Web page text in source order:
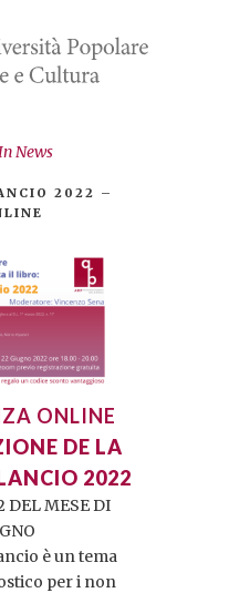
News
2022 –
ONLINE
DE LA
2022
DEL MESE DI
è un tema
per i non